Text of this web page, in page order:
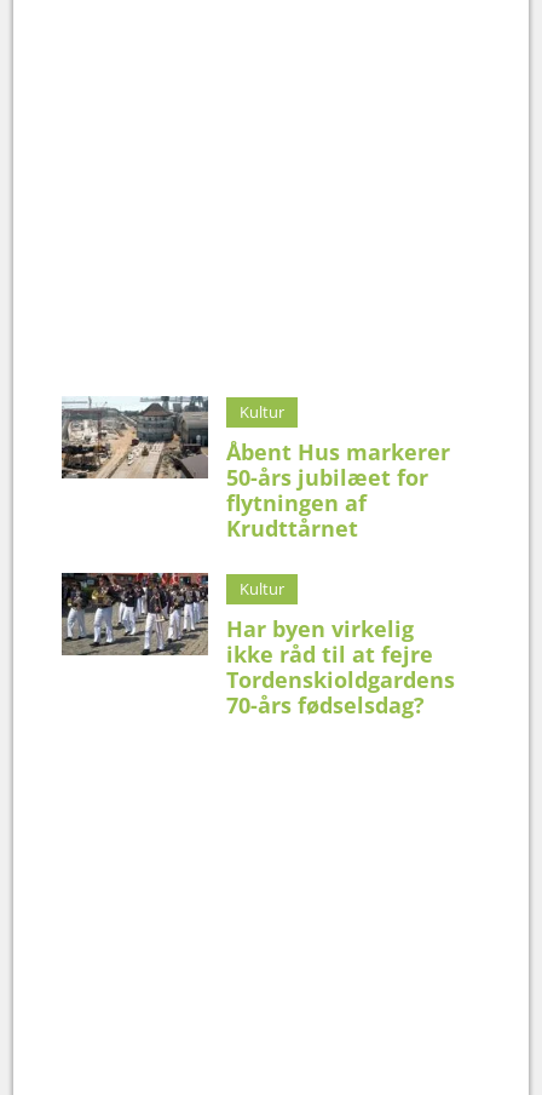
Kultur
Åbent Hus markerer
50-års jubilæet for
flytningen af
Krudttårnet
Kultur
Har byen virkelig
ikke råd til at fejre
Tordenskioldgardens
70-års fødselsdag?